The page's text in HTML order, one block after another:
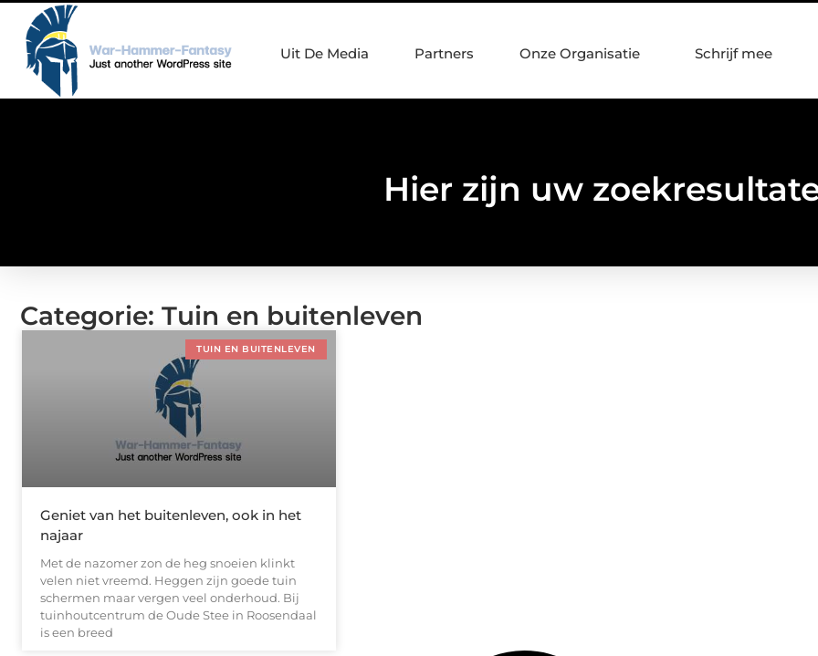
Uit De Media Partners Onze Organisatie Schrijf mee
Hier zijn uw
Categorie: Tuin en buitenleven
TUIN EN BUITENLEVEN
Geniet van het buitenleven, ook in het
najaar
Met de nazomer zon de heg snoeien klinkt
velen niet vreemd. Heggen zijn goede tuin
schermen maar vergen veel onderhoud. Bij
tuinhoutcentrum de Oude Stee in Roosendaal
is een breed